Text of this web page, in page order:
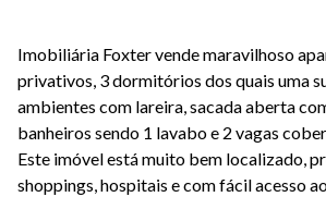
Imobiliária Foxter vende maravilhoso
privativos, 3 dormitórios dos quais uma
ambientes com lareira, sacada aberta
banheiros sendo 1 lavabo e 2 vagas
Este imóvel está muito bem localizado,
shoppings, hospitais e com fácil acesso